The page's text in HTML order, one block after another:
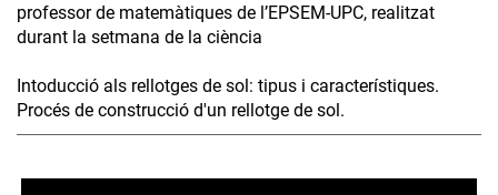
professor de matemàtiques de l’EPSEM-UPC, realitzat
durant la setmana de la ciència
Intoducció als rellotges de sol: tipus i característiques.
Procés de construcció d'un rellotge de sol.